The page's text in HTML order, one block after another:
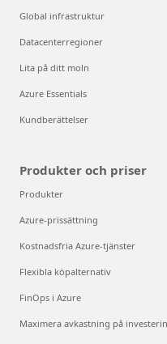
Global infrastruktur
Datacenterregioner
Lita på ditt moln
Azure Essentials
Kundberättelser
Produkter och priser
Produkter
Azure-prissättning
Kostnadsfria Azure-tjänster
Flexibla köpalternativ
FinOps i Azure
Maximera avkastning på